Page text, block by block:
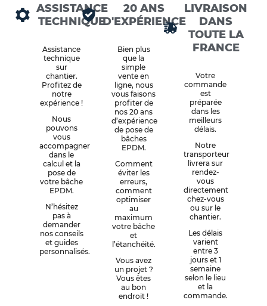
ASSISTANCE
TECHNIQUE
Assistance
technique
sur
chantier.
Profitez de
notre
expérience !
Nous
pouvons
vous
accompagner
dans le
calcul et la
pose de
votre bâche
EPDM.
N’hésitez
pas à
demander
nos conseils
et guides
personnalisés.
20 ANS
D'EXPÉRIENCE
Bien plus
que la
simple
vente en
ligne, nous
vous faisons
profiter de
nos 20 ans
d’expérience
de pose de
bâches
EPDM.
Comment
éviter les
erreurs,
comment
optimiser
au
maximum
votre bâche
et
l’étanchéité.
Vous avez
un projet ?
Vous êtes
au bon
endroit !
LIVRAISON
DANS
TOUTE LA
FRANCE
Votre
commande
est
préparée
dans les
meilleurs
délais.
Notre
transporteur
livrera sur
rendez-
vous
directement
chez-vous
ou sur le
chantier.
Les délais
varient
entre 3
jours et 1
semaine
selon le lieu
et la
commande.